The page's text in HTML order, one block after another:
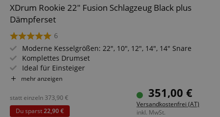
XDrum Rookie 22" Fusion Schlagzeug Black plus
Dämpferset
6
Moderne Kesselgrößen: 22", 10", 12", 14", 14" Snare
Komplettes Drumset
Ideal für Einsteiger
Stylische Hardware in schwarz
Inkl. Drumsticks 5B, detaillierte Aufbauanleitung und
Schlagzeugschule
PLUS Dämpferset
mehr anzeigen
351,00 €
Versandkostenfrei (AT)
inkl. MwSt.
statt einzeln 373,90 €
Du sparst22,90 €